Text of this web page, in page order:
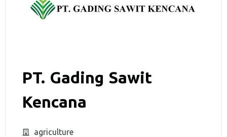
PT. Gading Sawit
Kencana
agriculture